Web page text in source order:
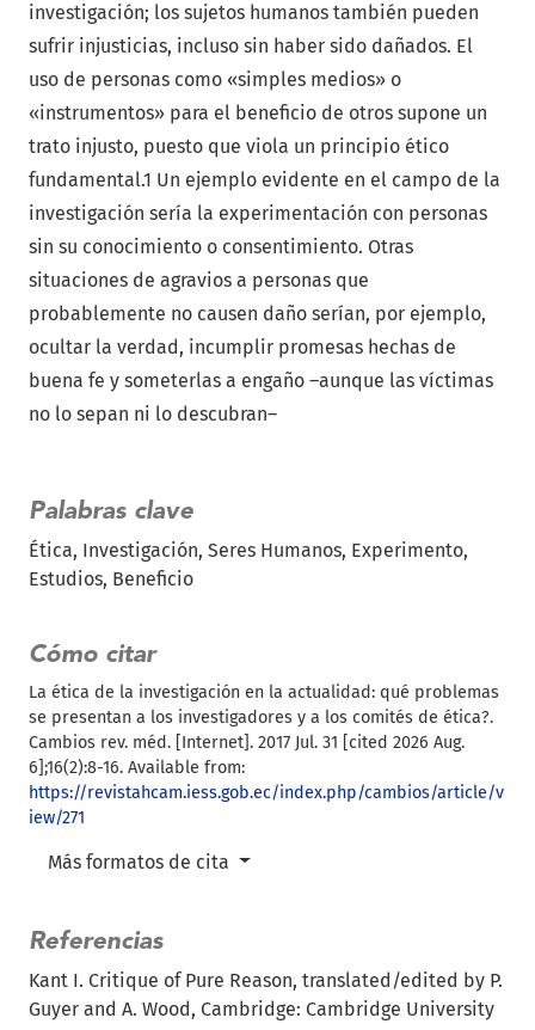
Palabras clave
Ética Investigación Seres Humanos Experimento
Estudios Beneficio
Cómo citar
La ética de la investigación en la actualidad: qué problemas
se presentan a los investigadores y a los comités de ética?.
Cambios rev. méd. [Internet]. 2017 Jul. 31 [cited 2026 Aug.
6];16(2):8-16. Available from:
https://revistahcam.iess.gob.ec/index.php/cambios/article/v
iew/271
Más formatos de cita
investigación; los sujetos humanos también pueden
sufrir injusticias, incluso sin haber sido dañados. El
uso de personas como «simples medios» o
«instrumentos» para el beneficio de otros supone un
trato injusto, puesto que viola un principio ético
fundamental.1 Un ejemplo evidente en el campo de la
investigación sería la experimentación con personas
sin su conocimiento o consentimiento. Otras
situaciones de agravios a personas que
probablemente no causen daño serían, por ejemplo,
ocultar la verdad, incumplir promesas hechas de
buena fe y someterlas a engaño –aunque las víctimas
no lo sepan ni lo descubran–
Referencias
Kant I. Critique of Pure Reason, translated/edited by P.
Guyer and A. Wood, Cambridge: Cambridge University